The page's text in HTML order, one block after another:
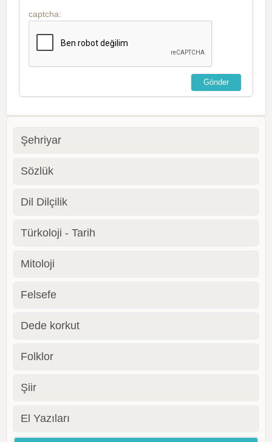
captcha:
Şehriyar
Sözlük
Dil Dilçilik
Türkoloji - Tarih
Mitoloji
Felsefe
Dede korkut
Folklor
Şiir
El Yazıları